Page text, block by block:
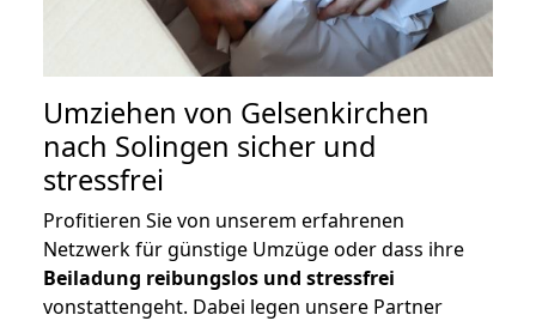
Umziehen von Gelsenkirchen
nach Solingen sicher und
stressfrei
Profitieren Sie von unserem erfahrenen
Netzwerk für günstige Umzüge oder dass ihre
Beiladung reibungslos und stressfrei
vonstattengeht. Dabei legen unsere Partner